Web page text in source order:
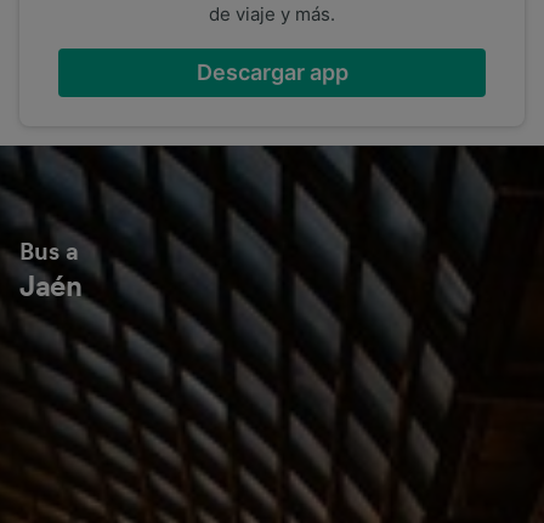
de viaje y más.
Descargar app
Bus a
Jaén